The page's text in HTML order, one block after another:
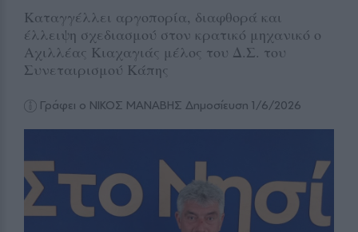
Καταγγέλλει αργοπορία, διαφθορά και
έλλειψη σχεδιασμού στον κρατικό μηχανικό ο
Αχιλλέας Κιαχαγιάς μέλος του Δ.Σ. του
Συνεταιρισμού Κάπης
Γράφει ο ΝΙΚΟΣ ΜΑΝΑΒΗΣ Δημοσίευση 1/6/2026